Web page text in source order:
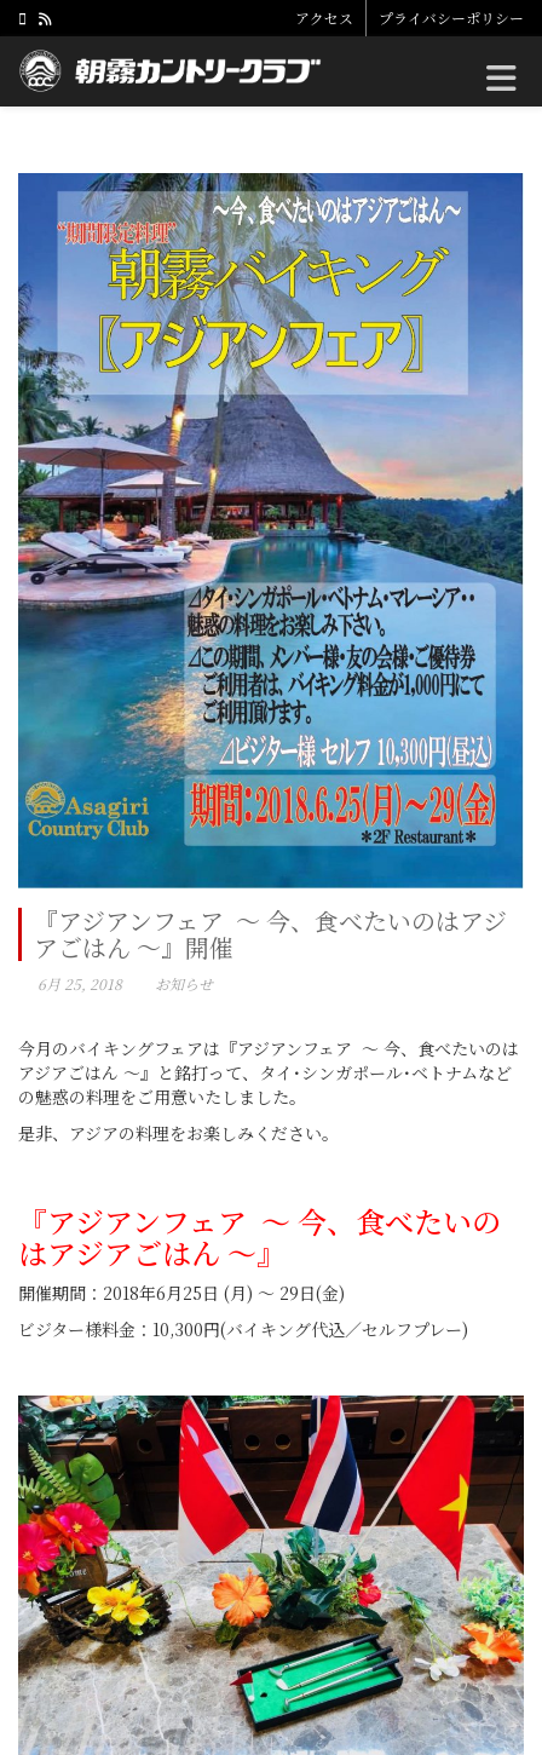
アクセス プライバシーポリシー
『アジアンフェア ～ 今、食べたいのはアジ
アごはん ～』開催
6月 25, 2018 お知らせ
今月のバイキングフェアは『アジアンフェア ～ 今、食べたいのは
アジアごはん ～』と銘打って、タイ･シンガポール･ベトナムなど
の魅惑の料理をご用意いたしました。
是非、アジアの料理をお楽しみください。
『アジアンフェア ～ 今、食べたいの
はアジアごはん ～』
開催期間：2018年6月25日 (月) ～ 29日(金)
ビジター様料金：10,300円(バイキング代込／セルフプレー)